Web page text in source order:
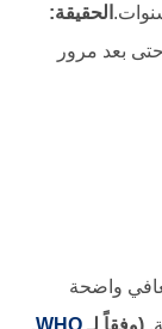
الحقيقة:
بعد مرور
واضحة
(وفقاً لـWHO
,